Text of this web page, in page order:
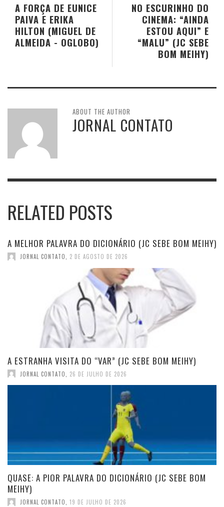
NO ESCURINHO DO
CINEMA: “AINDA
ESTOU AQUI” E
“MALU” (JC SEBE
BOM MEIHY)
A FORÇA DE EUNICE
PAIVA E ERIKA
HILTON (MIGUEL DE
ALMEIDA - OGLOBO)
ABOUT THE AUTHOR
JORNAL CONTATO
RELATED POSTS
A MELHOR PALAVRA DO DICIONÁRIO (JC SEBE BOM MEIHY)
JORNAL CONTATO 2 DE AGOSTO DE 2026
A ESTRANHA VISITA DO “VAR” (JC SEBE BOM MEIHY)
JORNAL CONTATO 26 DE JULHO DE 2026
QUASE: A PIOR PALAVRA DO DICIONÁRIO (JC SEBE BOM
MEIHY)
JORNAL CONTATO, 19 DE JULHO DE 2026